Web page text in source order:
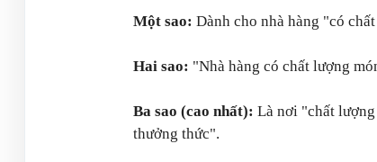
Một sao: Dành cho nhà hàng "có
Hai sao: "Nhà hàng có chất lượng
Ba sao (cao nhất): Là nơi "chất lượng
thưởng thức".